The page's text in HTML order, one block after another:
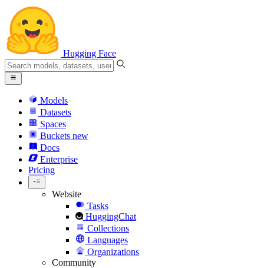
Hugging Face
Models
Datasets
Spaces
Buckets new
Docs
Enterprise
Pricing
Website
Tasks
HuggingChat
Collections
Languages
Organizations
Community